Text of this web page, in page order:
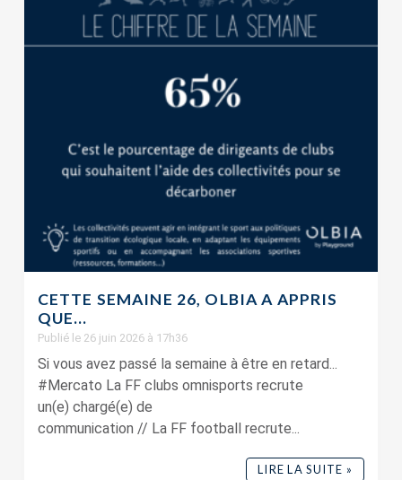
CETTE SEMAINE 26, OLBIA A APPRIS
QUE…
Publié le 26 juin 2026 à 17h36
Si vous avez passé la semaine à être en retard...
#Mercato La FF clubs omnisports recrute
un(e) chargé(e) de
communication // La FF football recrute...
LIRE LA SUITE »